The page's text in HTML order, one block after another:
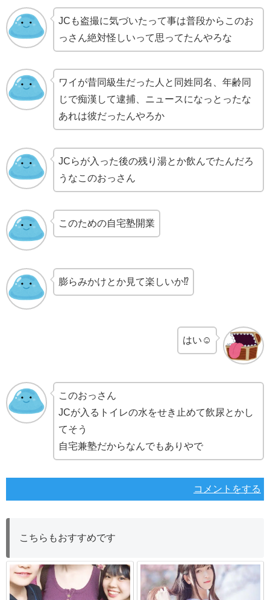
JCも盗撮に気づいたって事は普段からこのお
っさん絶対怪しいって思ってたんやろな
ワイが昔同級生だった人と同姓同名、年齢同
じで痴漢して逮捕、ニュースになっとったな
あれは彼だったんやろか
JCらが入った後の残り湯とか飲んでたんだろ
うなこのおっさん
このための自宅塾開業
膨らみかけとか見て楽しいか⁉
はい☺
このおっさん
JCが入るトイレの水をせき止めて飲尿とかし
てそう
自宅兼塾だからなんでもありやで
コメントをする
こちらもおすすめです